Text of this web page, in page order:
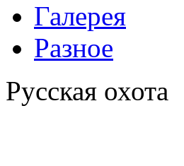
Галерея
Разное
Русская охота